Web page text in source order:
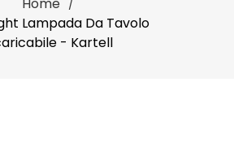
Lampada Da Tavolo
- Kartell